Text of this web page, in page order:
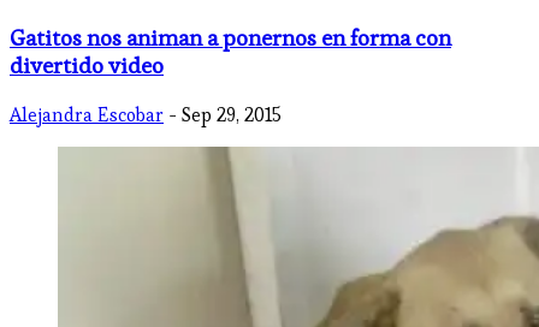
Gatitos nos animan a ponernos en forma con
divertido video
Alejandra Escobar - Sep 29, 2015